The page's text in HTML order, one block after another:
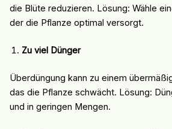
die Blüte reduzieren. Lösung: Wähle
der die Pflanze optimal versorgt.
Zu viel Dünger
Überdüngung kann zu einem
das die Pflanze schwächt. Lösung:
und in geringen Mengen.